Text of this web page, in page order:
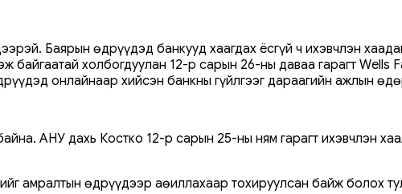
Баярын өдрүүдэд банкууд хаагдах ёсгүй ч ихэвчлэн
байгаатай холбогдуулан 12-р сарын 26-ны даваа гарагт Wells
онлайнаар хийсэн банкны гүйлгээг дараагийн ажлын
АНУ дахь Костко 12-р сарын 25-ны ням гарагт ихэвчлэн
амралтын өдрүүдээр аөиллахаар тохируулсан байж болох